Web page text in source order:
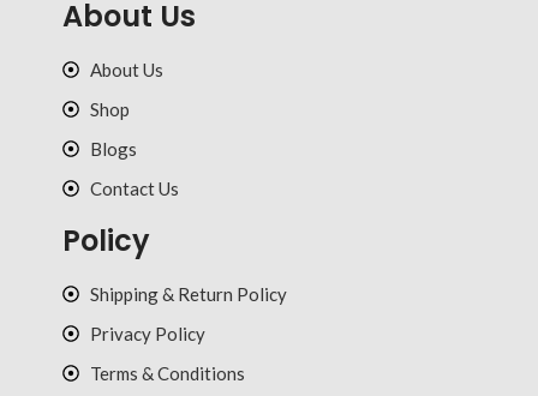
About Us
About Us
Shop
Blogs
Contact Us
Policy
Shipping & Return Policy
Privacy Policy
Terms & Conditions